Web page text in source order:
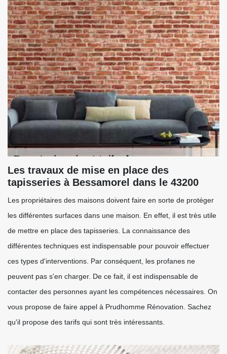
Les travaux de mise en place des
tapisseries à Bessamorel dans le 43200
Les propriétaires des maisons doivent faire en sorte de protéger
les différentes surfaces dans une maison. En effet, il est très utile
de mettre en place des tapisseries. La connaissance des
différentes techniques est indispensable pour pouvoir effectuer
ces types d'interventions. Par conséquent, les profanes ne
peuvent pas s'en charger. De ce fait, il est indispensable de
contacter des personnes ayant les compétences nécessaires. On
vous propose de faire appel à Prudhomme Rénovation. Sachez
qu'il propose des tarifs qui sont très intéressants.